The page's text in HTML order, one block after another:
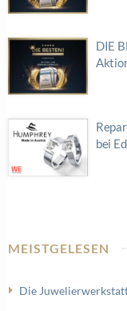
DIE
bei
MEISTGELESEN
Die